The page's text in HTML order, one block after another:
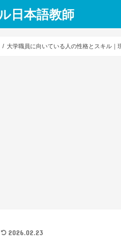
日本語教師
大学職員に向いている人の性格とスキル｜
2026.02.23